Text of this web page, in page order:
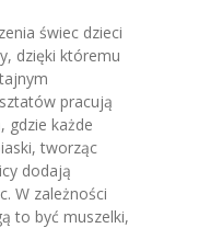
świec dzieci
dzięki któremu
pracują
gdzie każde
tworząc
dodają
W zależności
to być muszelki,